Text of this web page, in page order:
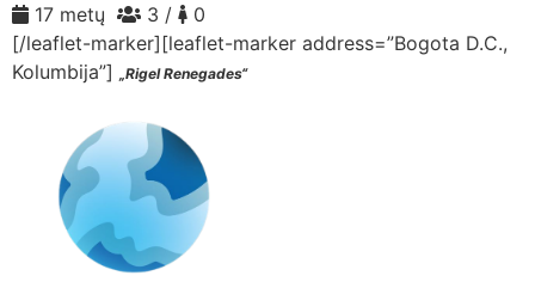
17 metų
3 /
0
[/leaflet-marker][leaflet-marker address=”Bogota D.C.,
Kolumbija”] „Rigel Renegades“